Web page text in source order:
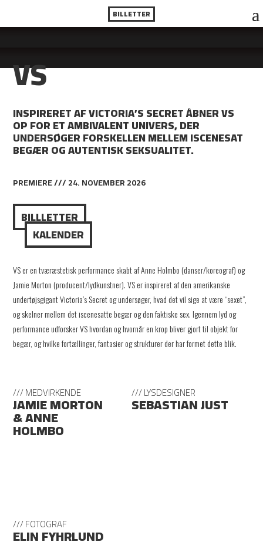
BILLETTER
VS
INSPIRERET AF VICTORIA’S SECRET ÅBNER VS
OP FOR ET AMBIVALENT UNIVERS, DER
UNDERSØGER FORSKELLEN MELLEM ISCENESAT
BEGÆR OG AUTENTISK SEKSUALITET.
PREMIERE /// 24. NOVEMBER 2026
BILLLETTER
KALENDER
VS er en tværæstetisk performance skabt af Anne Holmbo (danser/koreograf) og
Jamie Morton (producent/lydkunstner). VS er inspireret af den amerikanske
undertøjsgigant Victoria’s Secret og undersøger, hvad det vil sige at være “sexet”,
og skelner mellem det iscenesatte begær og den faktiske sex. Igennem lyd og
performance udforsker VS hvordan og hvornår en krop bliver gjort til objekt for
begær, og hvilke fortællinger, fantasier og strukturer der har formet dette blik.
/// MEDVIRKENDE
JAMIE MORTON
& ANNE
HOLMBO
/// LYSDESIGNER
SEBASTIAN JUST
/// FOTOGRAF
ELIN FYHRLUND